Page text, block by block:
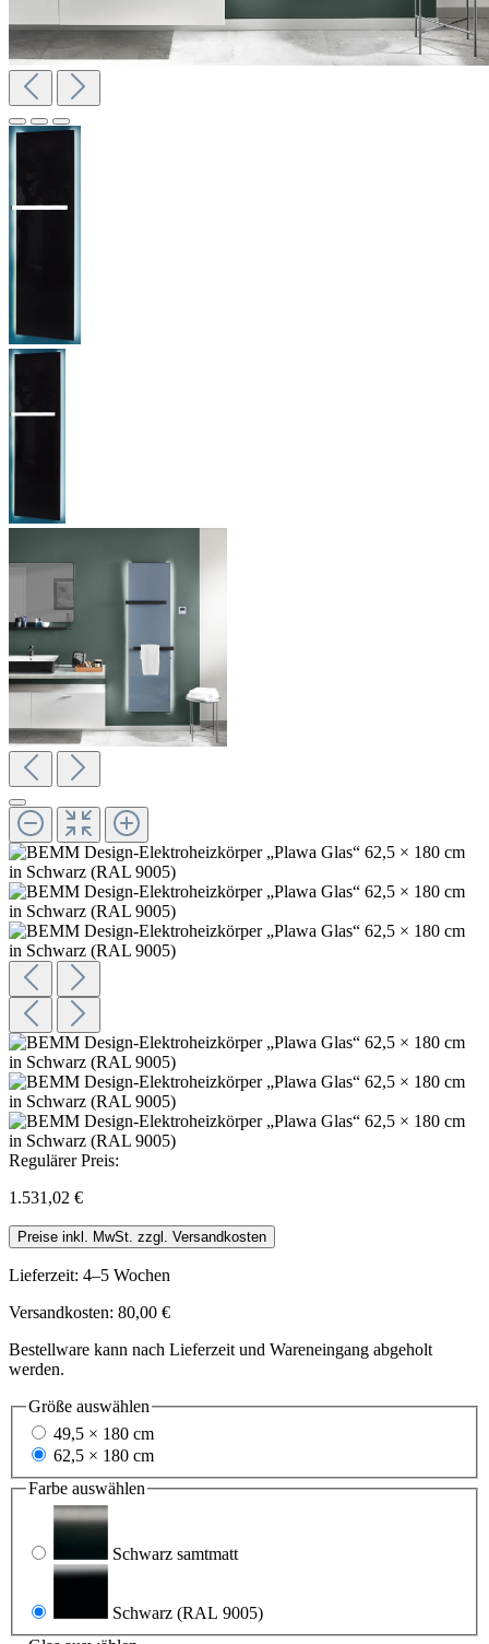
Regulärer Preis:
1.531,02 €
Preise inkl. MwSt. zzgl. Versandkosten
Lieferzeit: 4–5 Wochen
Versandkosten: 80,00 €
Bestellware kann nach Lieferzeit und Wareneingang abgeholt
werden.
Größe auswählen
49,5 × 180 cm
62,5 × 180 cm
Farbe auswählen
Schwarz samtmatt
Schwarz (RAL 9005)